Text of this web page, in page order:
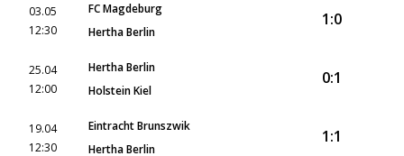
03.05
12:30
FC Magdeburg
Hertha Berlin
1:0
25.04
12:00
Hertha Berlin
Holstein Kiel
0:1
19.04
12:30
Eintracht Brunszwik
Hertha Berlin
1:1